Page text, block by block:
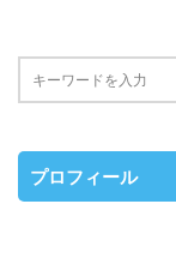
プロフィール